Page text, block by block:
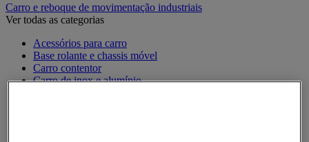
Carro e reboque de movimentação industriais
Ver todas as categorias
Acessórios para carro
Base rolante e chassis móvel
Carro contentor
Carro de inox e alumínio